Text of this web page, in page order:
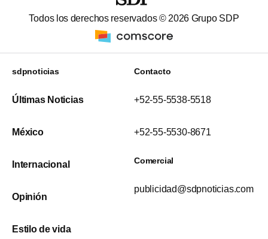
Todos los derechos reservados © 2026 Grupo SDP
sdpnoticias
Últimas Noticias
México
Internacional
Opinión
Estilo de vida
Contacto
+52-55-5538-5518
+52-55-5530-8671
Comercial
publicidad@sdpnoticias.com